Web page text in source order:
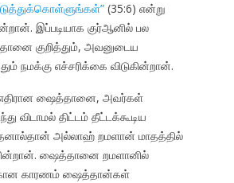
(35:6) என்று
இப்படியாக குர்ஆனில் பல
குறித்தும், அவனுடைய
நமக்கு எச்சரிக்கை விடுகின்றான்.
எதிரான ஷைத்தானை, அவர்கள்
விடாமல் திட்டம் தீட்டக்கூடிய
அல்லாஹ் றமளான் மாதத்தில்
ஷைத்தானை றமளானில்
காரணம் ஷைத்தான்கள்